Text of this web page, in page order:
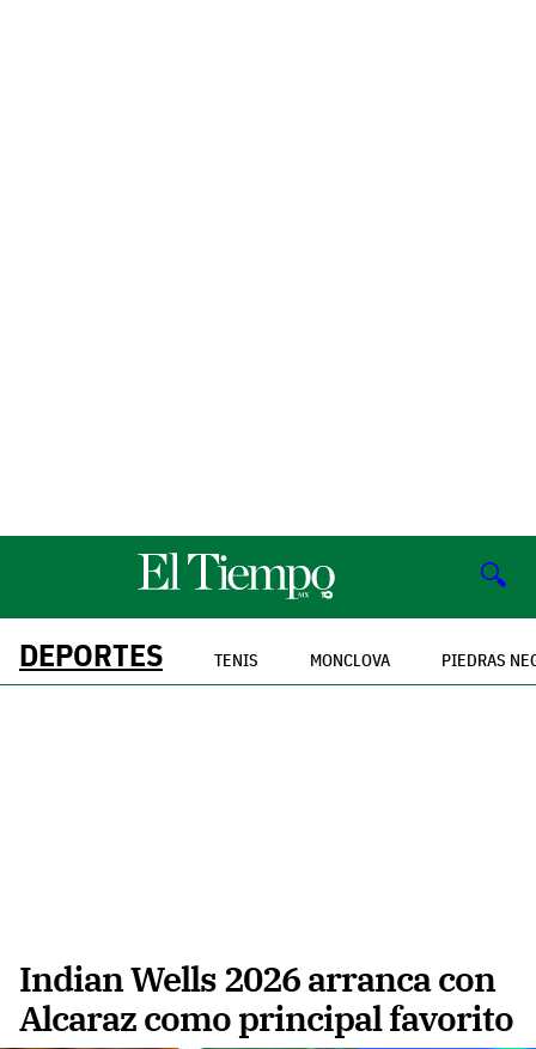
🔍
DEPORTES TENIS MONCLOVA PIEDRAS
Indian Wells 2026 arranca con
Alcaraz como principal favorito